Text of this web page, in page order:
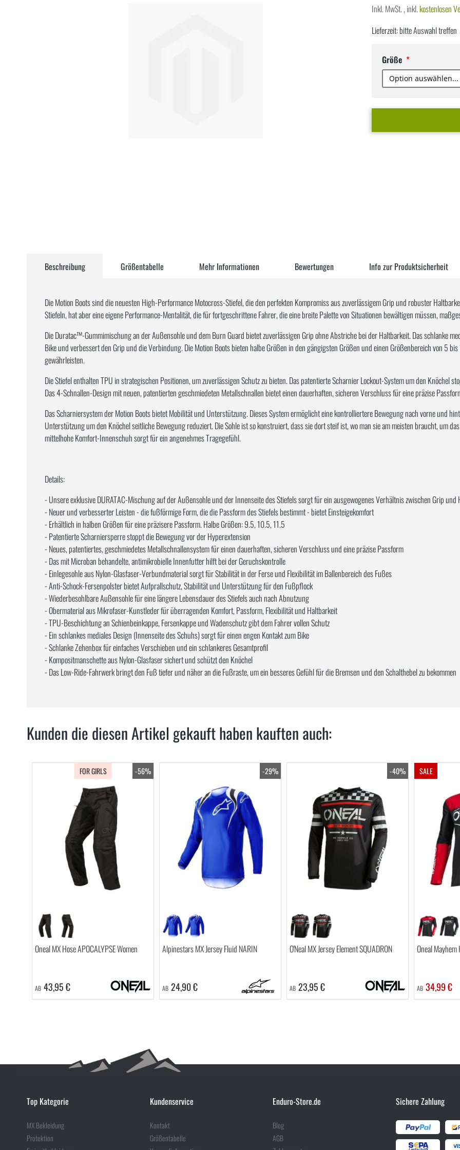
Inkl. MwSt., inkl.kostenlosen
Lieferzeit: bitte Auswahl treffen
Größe
Beschreibung
Die Motion Boots sind die neuesten High-Performance Motocross-Stiefel, die den perfekten Kompromiss aus zuverlässigem Grip und robuster
Stiefeln, hat aber eine eigene Performance-Mentalität, die für fortgeschrittene Fahrer, die eine breite Palette von Situationen bewältigen müssen,
Die Duratac™-Gummimischung an der Außensohle und dem Burn Guard bietet zuverlässigen Grip ohne Abstriche bei der Haltbarkeit. Das schlanke
Bike und verbessert den Grip und die Verbindung. Die Motion Boots bieten halbe Größen in den gängigsten Größen und einen Größenbereich von 5
gewährleisten.
Die Stiefel enthalten TPU in strategischen Positionen, um zuverlässigen Schutz zu bieten. Das patentierte Scharnier Lockout-System um den Knöchel
Das 4-Schnallen-Design mit neuen, patentierten geschmiedeten Metallschnallen bietet einen dauerhaften, sicheren Verschluss für eine präzise
Das Scharniersystem der Motion Boots bietet Mobilität und Unterstützung. Dieses System ermöglicht eine kontrolliertere Bewegung nach vorne und
Unterstützung um den Knöchel seitliche Bewegung reduziert. Die Sohle ist so konstruiert, dass sie dort steif ist, wo man sie am meisten braucht, um
mittelhohe Komfort-Innenschuh sorgt für ein angenehmes Tragegefühl.
Details:
- Unsere exklusive DURATAC-Mischung auf der Außensohle und der Innenseite des Stiefels sorgt für ein ausgewogenes Verhältnis zwischen Grip und
- Neuer und verbesserter Leisten - die fußförmige Form, die die Passform des Stiefels bestimmt - bietet Einsteigekomfort
- Erhältlich in halben Größen für eine präzisere Passform. Halbe Größen: 9.5, 10.5, 11.5
- Patentierte Scharniersperre stoppt die Bewegung vor der Hyperextension
- Neues, patentiertes, geschmiedetes Metallschnallensystem für einen dauerhaften, sicheren Verschluss und eine präzise Passform
- Das mit Microban behandelte, antimikrobielle Innenfutter hilft bei der Geruchskontrolle
- Einlegesohle aus Nylon-Glasfaser-Verbundmaterial sorgt für Stabilität in der Ferse und Flexibilität im Ballenbereich des Fußes
- Anti-Schock-Fersenpolster bietet Aufprallschutz, Stabilität und Unterstützung für den Fußpflock
- Wiederbesohlbare Außensohle für eine längere Lebensdauer des Stiefels auch nach Abnutzung
- Obermaterial aus Mikrofaser-Kunstleder für überragenden Komfort, Passform, Flexibilität und Haltbarkeit
- TPU-Beschichtung an Schienbeinkappe, Fersenkappe und Wadenschutz gibt dem Fahrer vollen Schutz
- Ein schlankes mediales Design (Innenseite des Schuhs) sorgt für einen engen Kontakt zum Bike
- Schlanke Zehenbox für einfaches Verschieben und ein schlankeres Gesamtprofil
- Kompositmanschette aus Nylon-Glasfaser sichert und schützt den Knöchel
- Das Low-Ride-Fahrwerk bringt den Fuß tiefer und näher an die Fußraste, um ein besseres Gefühl für die Bremsen und den Schalthebel zu bekommen
Größentabelle Mehr Informationen Bewertungen Info zur Produktsicherheit
Kunden die diesen Artikel gekauft haben kauften auch:
-56%
FOR GIRLS
Oneal MX Hose APOCALYPSE Women
AB 43,95 €
-29%
Alpinestars MX Jersey Fluid NARIN
AB 24,90 €
-40%
O'Neal MX Jersey Element SQUADRON
AB 23,95 €
SALE
Oneal
AB 34,99 €
Top Kategorie
MX Bekleidung
Protektion
Kundenservice
Kontakt
Größentabelle
Enduro-Store.de
Blog
AGB
Sichere Zahlung